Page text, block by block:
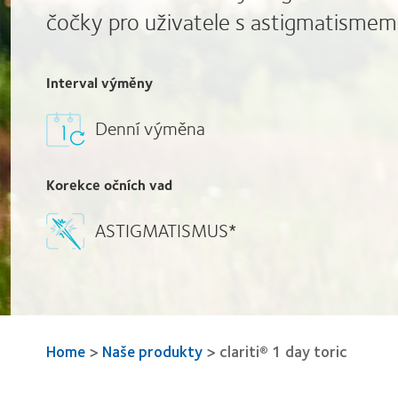
čočky pro uživatele s
Interval výměny
Denní výměna
Korekce očních vad
ASTIGMATISMUS*
Home> Naše produkty> clariti® 1 day toric